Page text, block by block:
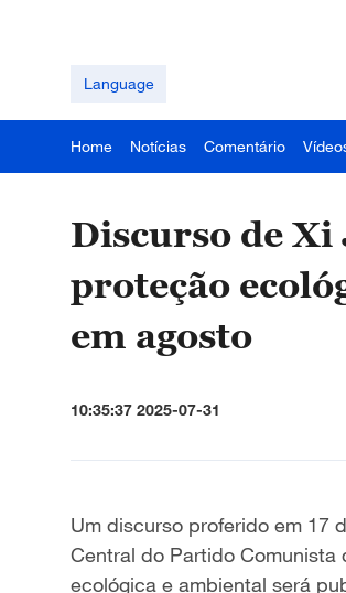
Language
Home Notícias Comentário
Discurso de
proteção
em agosto
10:35:37 2025-07-31
Um discurso proferido em 17
Central do Partido Comunista
ecológica e ambiental será